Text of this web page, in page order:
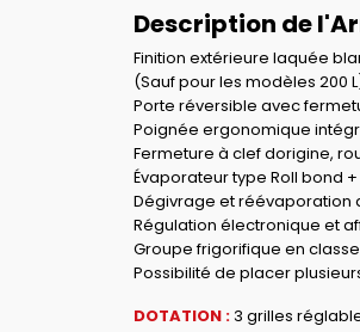
Description de
Finition extérieure laquée
(Sauf pour les modèles 200
Porte réversible avec
Poignée ergonomique
Fermeture à clef dorigine,
Évaporateur type Roll bond
Dégivrage et réévaporation
Régulation électronique et
Groupe frigorifique en
Possibilité de placer
DOTATION :3 grilles